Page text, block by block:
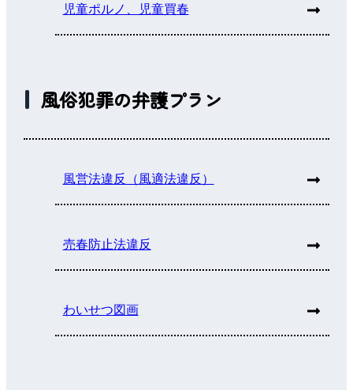
児童ポルノ、児童買春
風俗犯罪の弁護プラン
風営法違反（風適法違反）
売春防止法違反
わいせつ図画